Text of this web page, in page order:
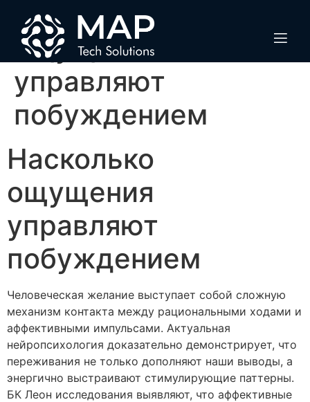
Насколько
ощущения
управляют
побуждением
Насколько
ощущения
управляют
побуждением
Человеческая желание выступает собой сложную
механизм контакта между рациональными ходами и
аффективными импульсами. Актуальная
нейропсихология доказательно демонстрирует, что
переживания не только дополняют наши выводы, а
энергично выстраивают стимулирующие паттерны.
БК Леон исследования выявляют, что аффективные